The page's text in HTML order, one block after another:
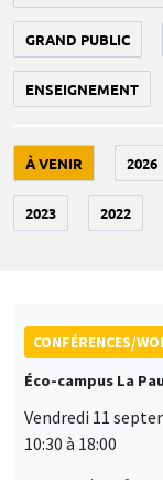
GRAND PUBLIC
ENSEIGNEMENT
À VENIR 2026
2023 2022
CONFÉRENCES/
Éco-campus La
Vendredi 11
10:30 à 18:00